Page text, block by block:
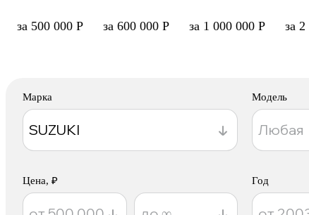
за 500 000 Р за 600 000 Р за 1 000 000 Р за
Марка Модель
Цена, ₽ Год